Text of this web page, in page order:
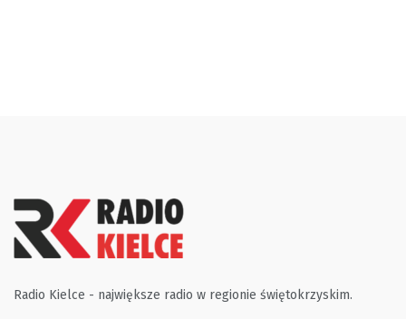
Radio Kielce - największe radio w regionie świętokrzyskim.